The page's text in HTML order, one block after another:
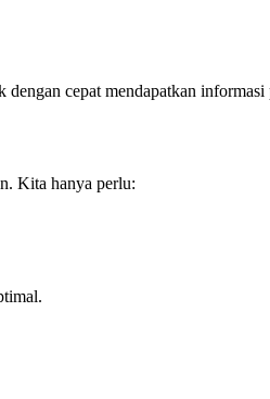
cepat mendapatkan
Kita hanya perlu: